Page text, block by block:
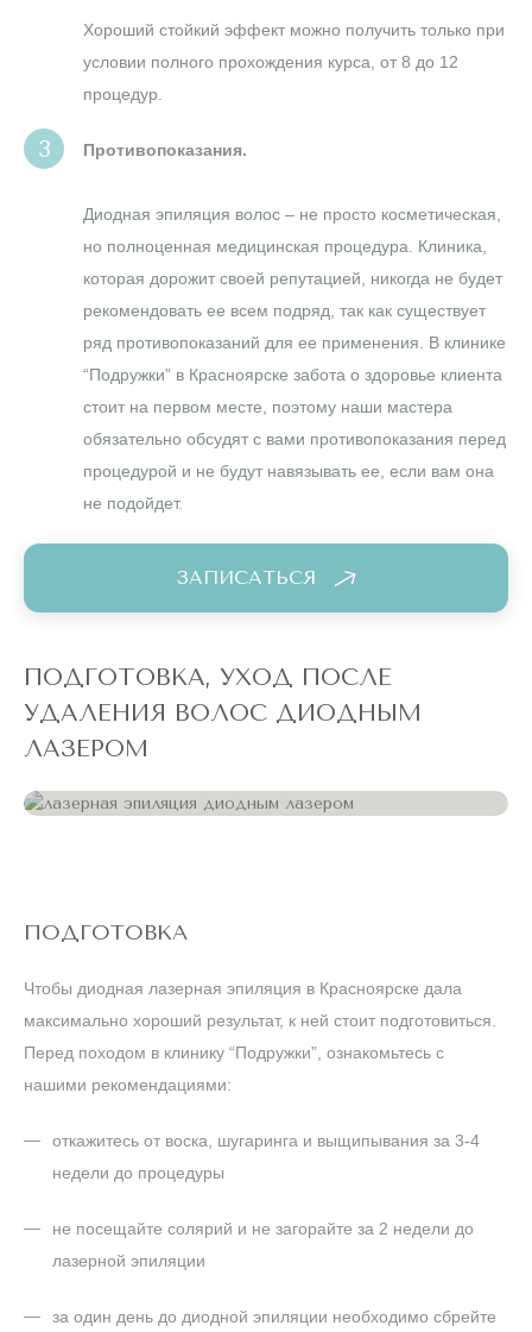
Хороший стойкий эффект можно получить только при
условии полного прохождения курса, от 8 до 12
процедур.
Противопоказания.
Диодная эпиляция волос – не просто косметическая,
но полноценная медицинская процедура. Клиника,
которая дорожит своей репутацией, никогда не будет
рекомендовать ее всем подряд, так как существует
ряд противопоказаний для ее применения. В клинике
“Подружки” в Красноярске забота о здоровье клиента
стоит на первом месте, поэтому наши мастера
обязательно обсудят с вами противопоказания перед
процедурой и не будут навязывать ее, если вам она
не подойдет.
ЗАПИСАТЬСЯ
ПОДГОТОВКА, УХОД ПОСЛЕ
УДАЛЕНИЯ ВОЛОС ДИОДНЫМ
ЛАЗЕРОМ
максимально хороший результат, к ней стоит подготовиться.
Перед походом в клинику “Подружки”, ознакомьтесь с
нашими рекомендациями:
недели до процедуры
лазерной эпиляции
волосы в нужной зоне. Так к моменту самой процедуры